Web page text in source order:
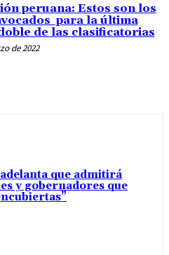
peruana: Estos son los
para la última
de las clasificatorias
de 2022
que admitirá
y gobernadores que